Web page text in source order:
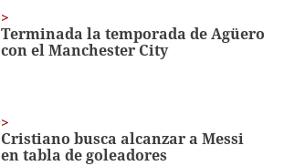
Terminada la temporada de Agüero
con el Manchester City
Cristiano busca alcanzar a Messi
en tabla de goleadores